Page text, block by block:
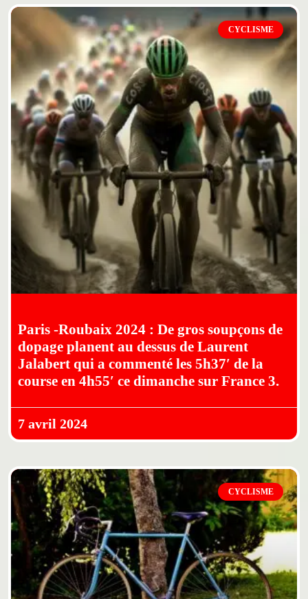
CYCLISME
Paris -Roubaix 2024 : De gros soupçons de
dopage planent au dessus de Laurent
Jalabert qui a commenté les 5h37′ de la
course en 4h55′ ce dimanche sur France 3.
7 avril 2024
CYCLISME